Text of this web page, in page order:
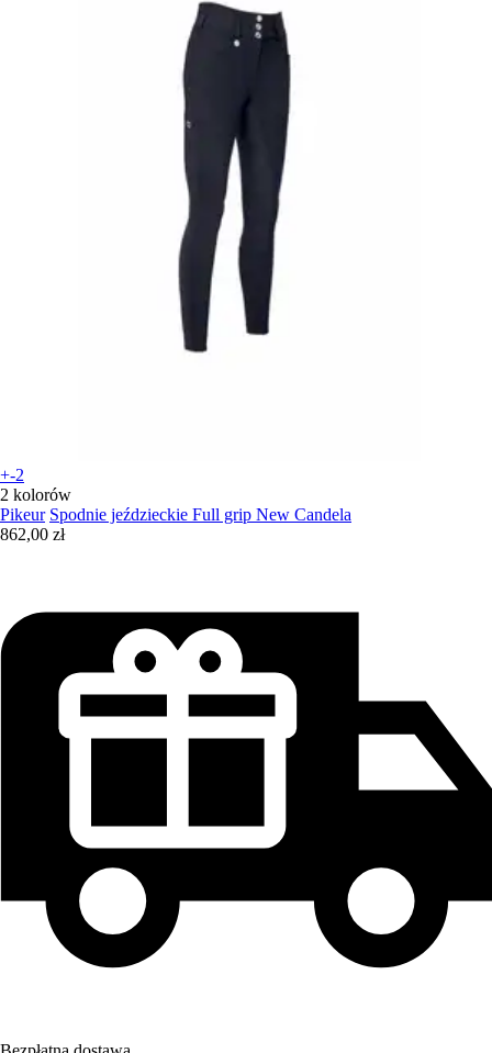
+-2
2 kolorów
Pikeur Spodnie jeździeckie Full grip New Candela
862,00 zł